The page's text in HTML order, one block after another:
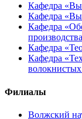
Кафедра
Кафедра
Кафедра
Кафедра
Кафедра
Филиалы
Волжский